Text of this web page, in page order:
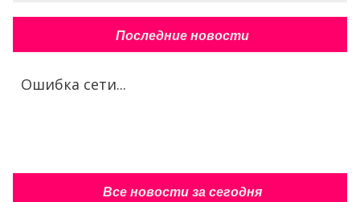
Последние новости
Ошибка сети...
Все новости за сегодня